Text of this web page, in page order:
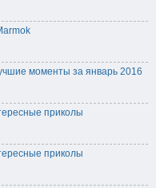
моменты за январь 2016
приколы
приколы